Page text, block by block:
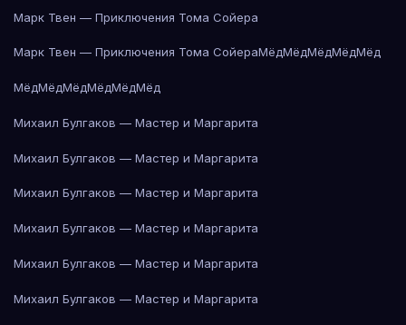
Марк Твен — Приключения Тома Сойера
Марк Твен — Приключения Тома СойераМёдМёдМёдМёдМёд
МёдМёдМёдМёдМёдМёд
Михаил Булгаков — Мастер и Маргарита
Михаил Булгаков — Мастер и Маргарита
Михаил Булгаков — Мастер и Маргарита
Михаил Булгаков — Мастер и Маргарита
Михаил Булгаков — Мастер и Маргарита
Михаил Булгаков — Мастер и Маргарита